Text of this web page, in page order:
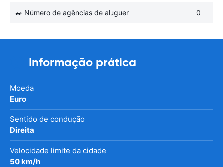
🚙 Número de agências de aluguer 0
Informação prática
Moeda
Euro
Sentido de condução
Direita
Velocidade limite da cidade
50 km/h